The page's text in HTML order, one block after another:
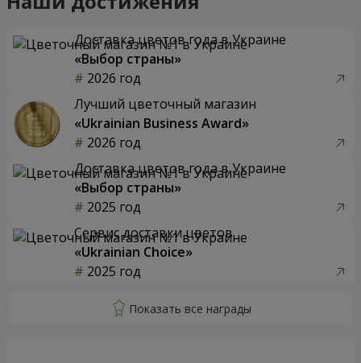
Доставка цветов года в Украине
«Выбор страны»
2026 год
Лучший цветочный магазин
«Ukrainian Business Award»
2026 год
Доставка цветов года в Украине
«Выбор страны»
2025 год
Сервис доставки цветов
«Ukrainian Choice»
2025 год